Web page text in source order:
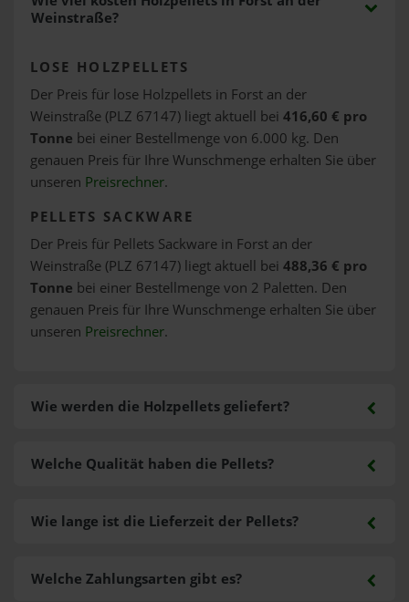
Weinstraße?
LOSE HOLZPELLETS
Der Preis für lose Holzpellets in Forst an der
Weinstraße (PLZ 67147) liegt aktuell bei 416,60 € pro
Tonne bei einer Bestellmenge von 6.000 kg. Den
genauen Preis für Ihre Wunschmenge erhalten Sie über
unseren Preisrechner.
PELLETS SACKWARE
Der Preis für Pellets Sackware in Forst an der
Weinstraße (PLZ 67147) liegt aktuell bei 488,36 € pro
Tonne bei einer Bestellmenge von 2 Paletten. Den
genauen Preis für Ihre Wunschmenge erhalten Sie über
unseren Preisrechner.
Wie werden die Holzpellets geliefert?
Welche Zahlungsarten gibt es?
Welche Qualität haben die Pellets?
Wie lange ist die Lieferzeit der Pellets?